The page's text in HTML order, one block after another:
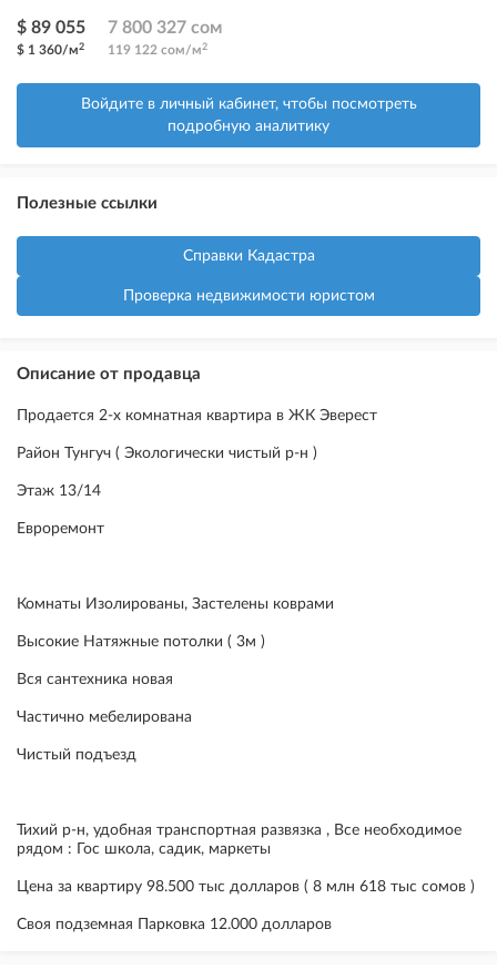
$ 89 055
$ 1 360/м2
7 800 327 сом
119 122 сом/м2
Войдите в личный кабинет, чтобы посмотреть
подробную аналитику
Полезные ссылки
Справки Кадастра
Проверка недвижимости юристом
Описание от продавца
Продается 2-х комнатная квартира в ЖК Эверест
Район Тунгуч ( Экологически чистый р-н )
Этаж 13/14
Евроремонт
Комнаты Изолированы, Застелены коврами
Высокие Натяжные потолки ( 3м )
Вся сантехника новая
Частично мебелирована
Чистый подъезд
Тихий р-н, удобная транспортная развязка , Все необходимое
рядом : Гос школа, садик, маркеты
Цена за квартиру 98.500 тыс долларов ( 8 млн 618 тыс сомов )
Своя подземная Парковка 12.000 долларов